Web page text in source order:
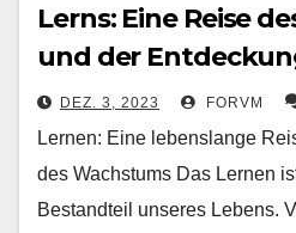
Lerns: Eine Reise
und der
DEZ. 3, 2023 FORVM
Lernen: Eine lebenslange
des Wachstums Das Lernen
Bestandteil unseres Lebens.